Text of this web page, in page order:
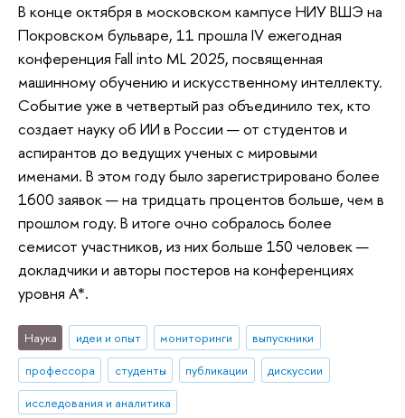
В конце октября в московском кампусе НИУ ВШЭ на
Покровском бульваре, 11 прошла IV ежегодная
конференция Fall into ML 2025, посвященная
машинному обучению и искусственному интеллекту.
Событие уже в четвертый раз объединило тех, кто
создает науку об ИИ в России — от студентов и
аспирантов до ведущих ученых с мировыми
именами. В этом году было зарегистрировано более
1600 заявок — на тридцать процентов больше, чем в
прошлом году. В итоге очно собралось более
семисот участников, из них больше 150 человек —
докладчики и авторы постеров на конференциях
уровня А*.
Наука идеи и опыт мониторинги
выпускники
профессора
студенты публикации
дискуссии
исследования и аналитика